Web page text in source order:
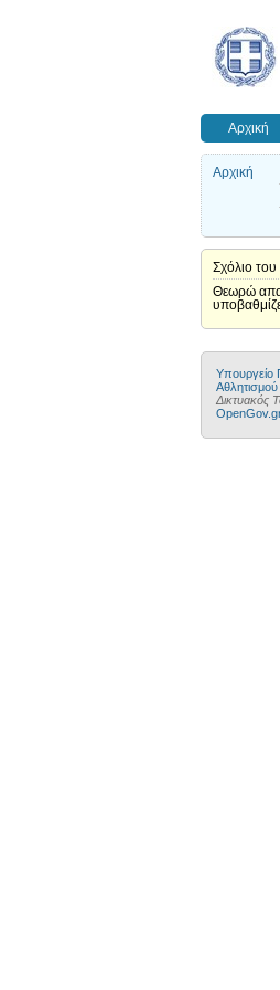
Αρχική
Αρχική
Σχόλιο
Θεωρώ
Υπουργείο
Αθλητισμού
Δικτυακός